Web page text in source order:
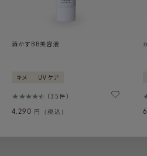
酒かすBB美容液
キメ UVケア
35件
4,290 円（税込）